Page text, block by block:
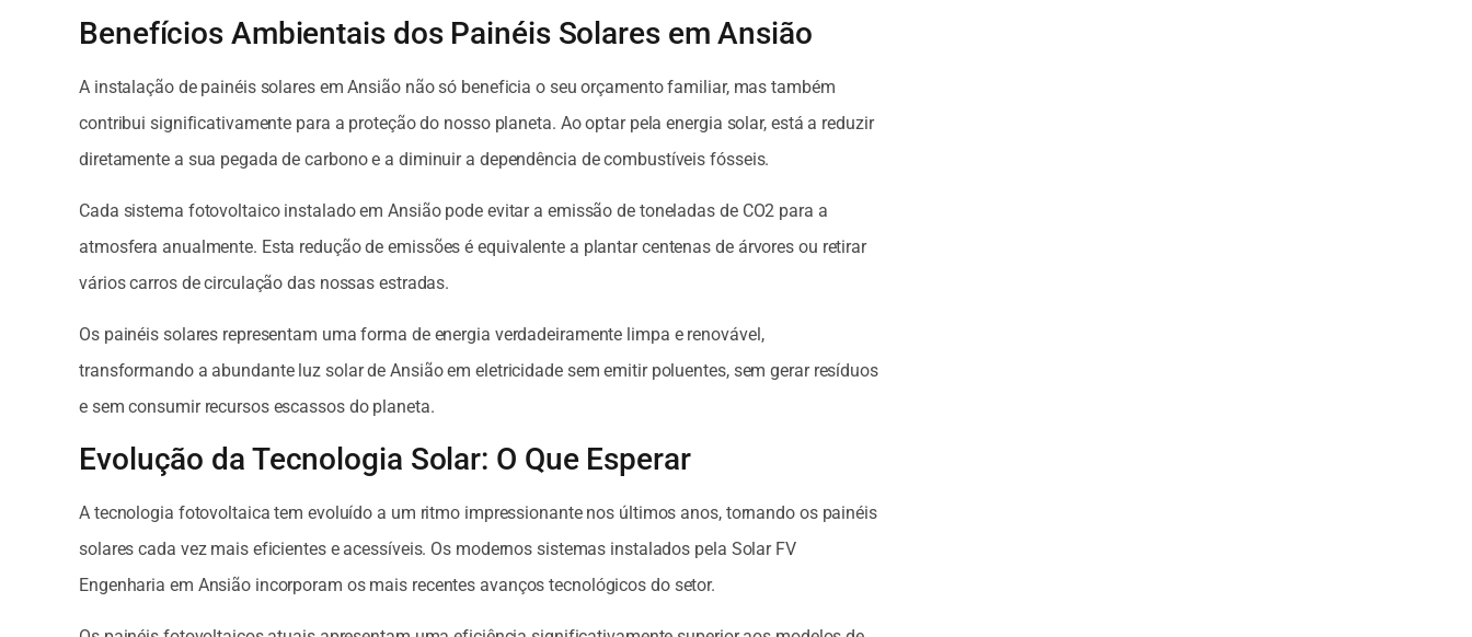
Benefícios Ambientais dos Painéis Solares em Ansião
A instalação de painéis solares em Ansião não só beneficia o seu orçamento familiar, mas também
contribui significativamente para a proteção do nosso planeta. Ao optar pela energia solar, está a reduzir
diretamente a sua pegada de carbono e a diminuir a dependência de combustíveis fósseis.
Cada sistema fotovoltaico instalado em Ansião pode evitar a emissão de toneladas de CO2 para a
atmosfera anualmente. Esta redução de emissões é equivalente a plantar centenas de árvores ou retirar
vários carros de circulação das nossas estradas.
Os painéis solares representam uma forma de energia verdadeiramente limpa e renovável,
transformando a abundante luz solar de Ansião em eletricidade sem emitir poluentes, sem gerar resíduos
e sem consumir recursos escassos do planeta.
Evolução da Tecnologia Solar: O Que Esperar
A tecnologia fotovoltaica tem evoluído a um ritmo impressionante nos últimos anos, tornando os painéis
solares cada vez mais eficientes e acessíveis. Os modernos sistemas instalados pela Solar FV
Engenharia em Ansião incorporam os mais recentes avanços tecnológicos do setor.